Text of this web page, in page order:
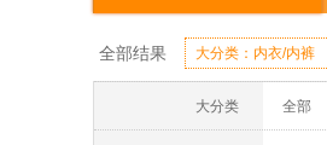
全部结果 大分类：内衣/内裤
大分类 全部